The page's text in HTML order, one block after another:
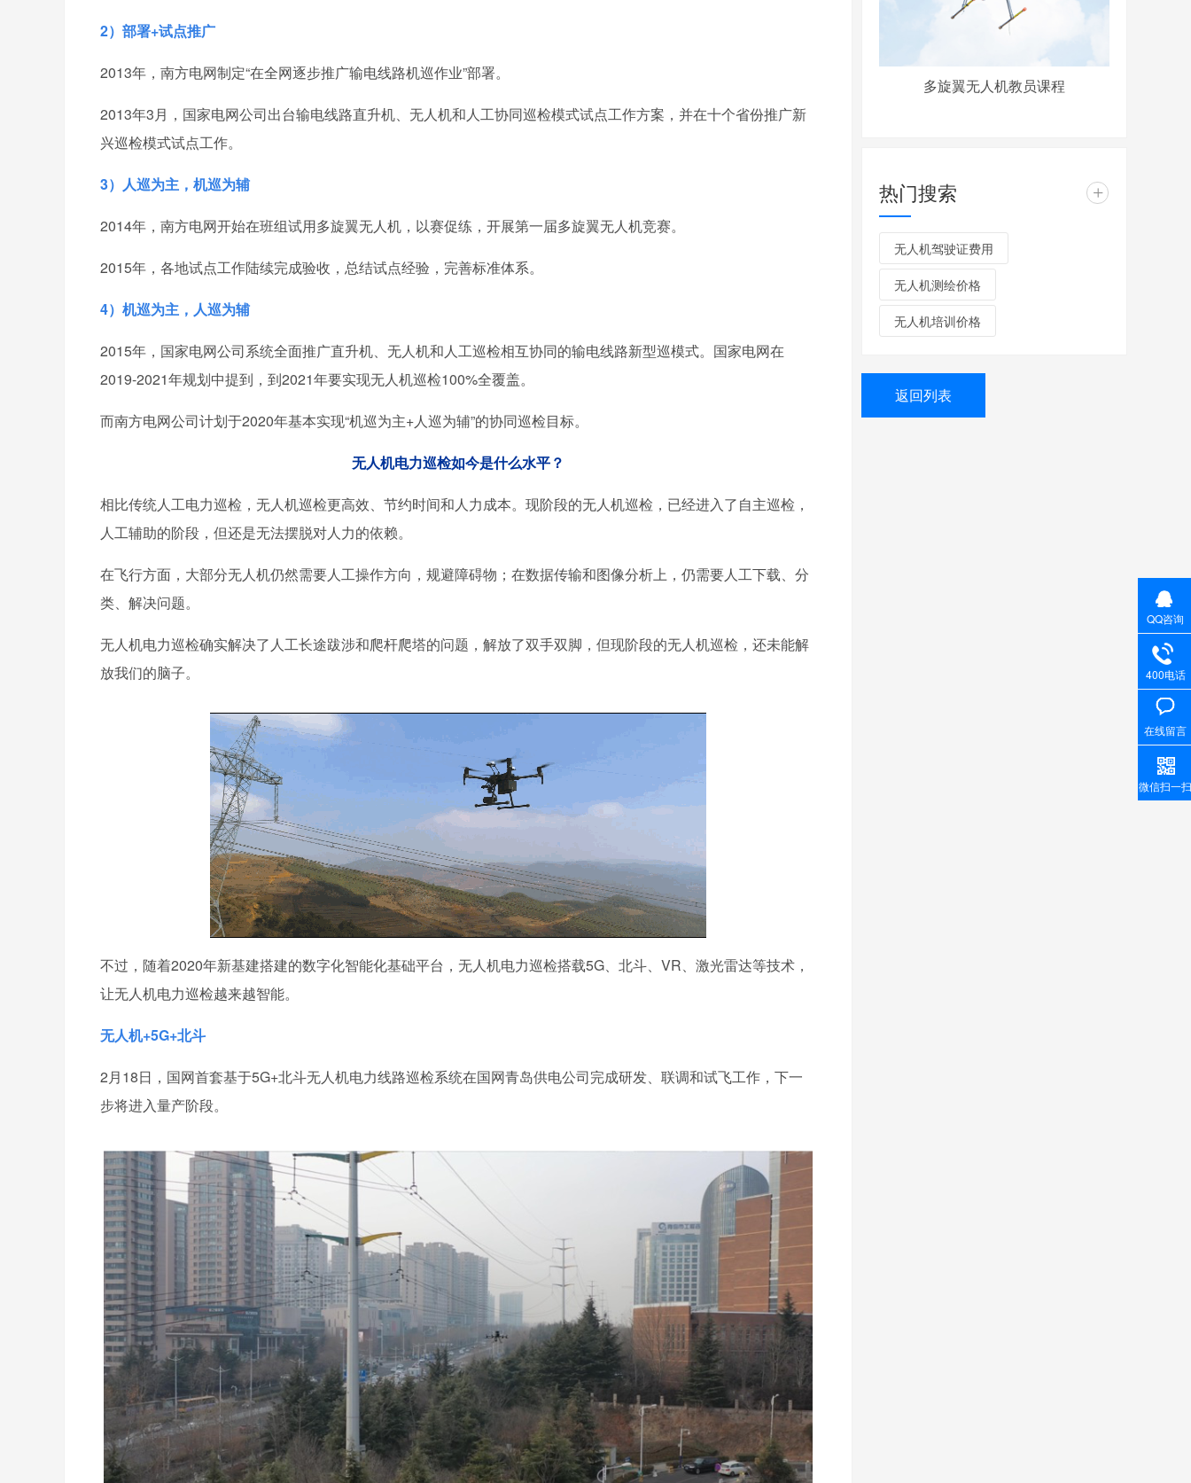
2）部署+试点推广
2013年，南方电网制定“在全网逐步推广输电线路机巡作业”部署。
2013年3月，国家电网公司出台输电线路直升机、无人机和人工协同巡检模式试点工作方案，并在十个省份推广新
兴巡检模式试点工作。
3）人巡为主，机巡为辅
2014年，南方电网开始在班组试用多旋翼无人机，以赛促练，开展第一届多旋翼无人机竞赛。
2015年，各地试点工作陆续完成验收，总结试点经验，完善标准体系。
4）机巡为主，人巡为辅
2015年，国家电网公司系统全面推广直升机、无人机和人工巡检相互协同的输电线路新型巡模式。国家电网在
2019-2021年规划中提到，到2021年要实现无人机巡检100%全覆盖。
而南方电网公司计划于2020年基本实现“机巡为主+人巡为辅”的协同巡检目标。
无人机电力巡检如今是什么水平？
相比传统人工电力巡检，无人机巡检更高效、节约时间和人力成本。现阶段的无人机巡检，已经进入了自主巡检，
人工辅助的阶段，但还是无法摆脱对人力的依赖。
在飞行方面，大部分无人机仍然需要人工操作方向，规避障碍物；在数据传输和图像分析上，仍需要人工下载、分
类、解决问题。
无人机电力巡检确实解决了人工长途跋涉和爬杆爬塔的问题，解放了双手双脚，但现阶段的无人机巡检，还未能解
放我们的脑子。
不过，随着2020年新基建搭建的数字化智能化基础平台，无人机电力巡检搭载5G、北斗、VR、激光雷达等技术，
让无人机电力巡检越来越智能。
无人机+5G+北斗
2月18日，国网首套基于5G+北斗无人机电力线路巡检系统在国网青岛供电公司完成研发、联调和试飞工作，下一
步将进入量产阶段。
多旋翼无人机教员课程
热门搜索 +
无人机驾驶证费用
无人机测绘价格
无人机培训价格
返回列表
QQ咨询
400电话
在线留言
微信扫一扫